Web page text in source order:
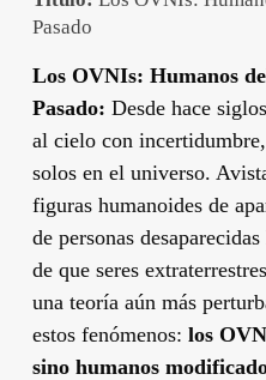
Pasado
Los OVNIs: Humanos
Pasado: Desde hace
al cielo con
solos en el universo.
figuras humanoides de
de personas
de que seres
una teoría aún más
estos fenómenos: los
sino humanos